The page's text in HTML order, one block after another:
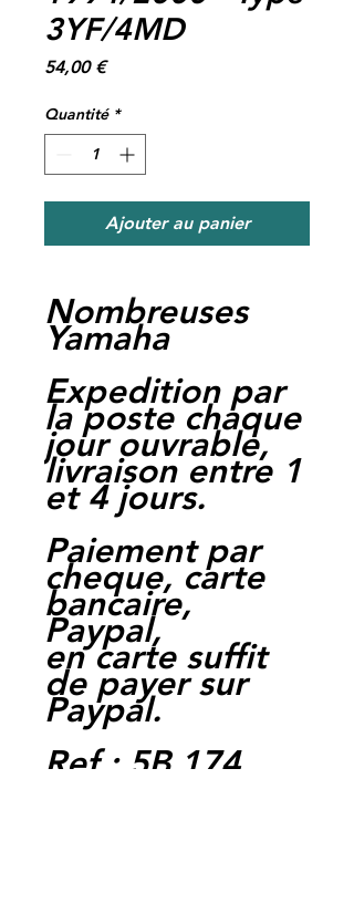
3YF/4MD
54,00 €Prix
Quantité *
Ajouter au panier
Nombreuses
Yamaha
Expedition par
la poste chaque
jour ouvrable,
livraison entre 1
et 4 jours.
Paiement par
cheque, carte
bancaire,
Paypal,
en carte suffit
de payer sur
Paypal.
Ref : 5B 174